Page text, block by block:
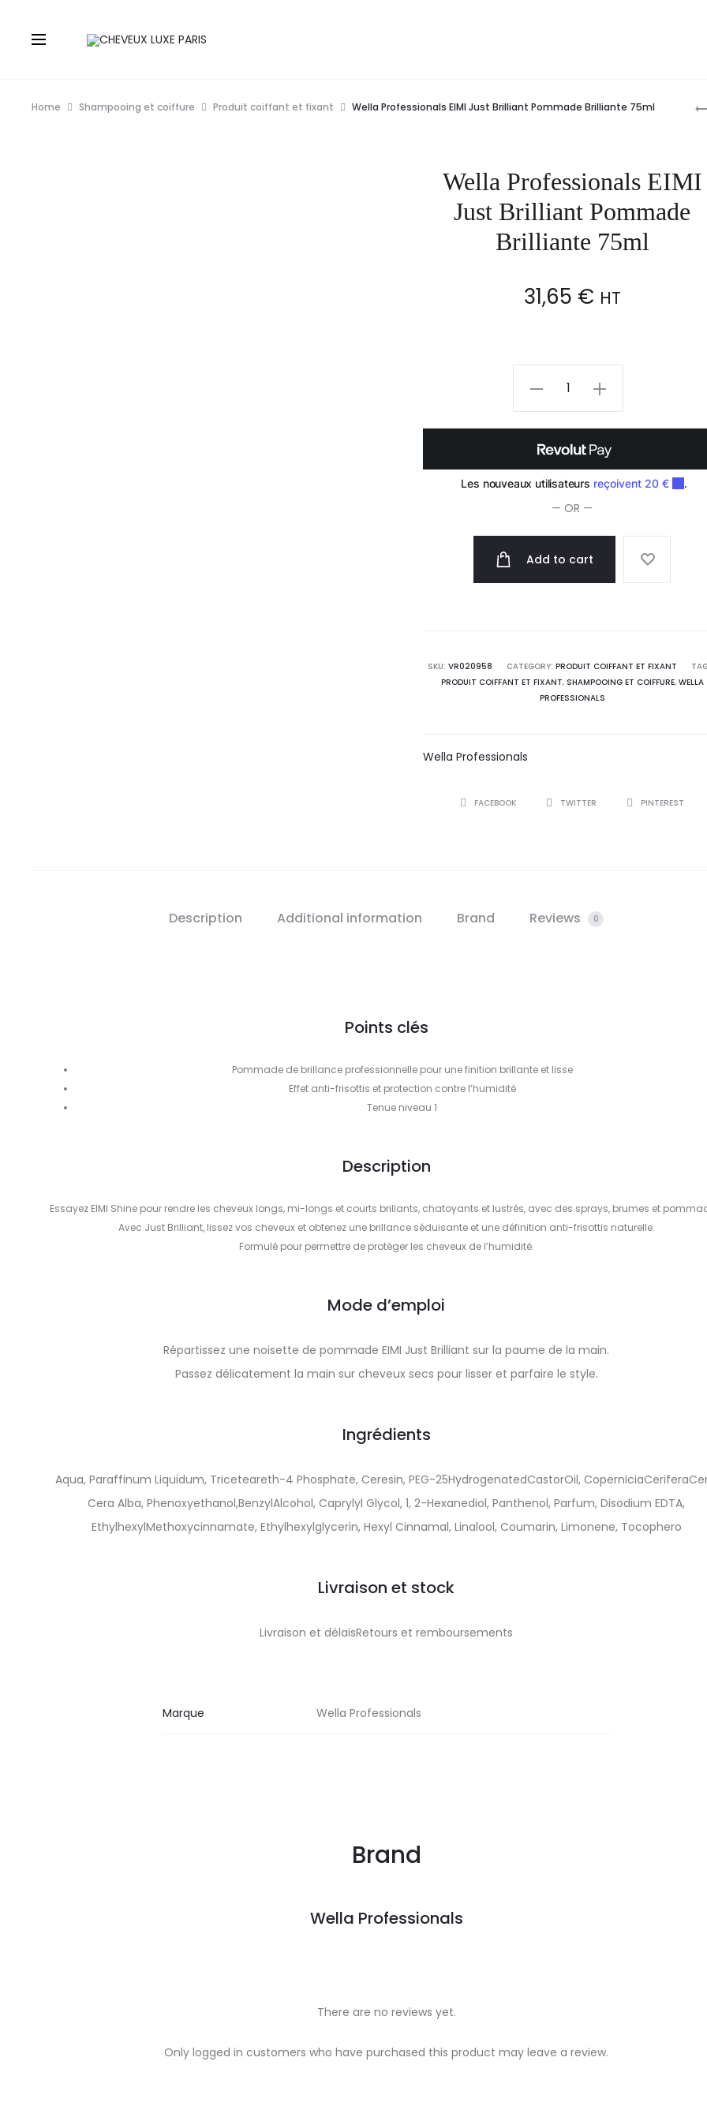
Home Shampooing et coiffure Produit coiffant et fixant Wella Professionals EIMI Just Brilliant Pommade Brilliante 75ml
Wella Professionals EIMI
Just Brilliant Pommade
Brilliante 75ml
31,65 € HT
EIMI
Just
Brilliant
Pommade
Brilliante
75ml
quantity
— OR —
Add to cart
SKU:VR020958 CATEGORY:PRODUIT COIFFANT ET FIXANT
PRODUIT COIFFANT ET FIXANT, SHAMPOOING ET COIFFURE, WELLA
PROFESSIONALS
Wella Professionals
SHAREFACEBOOK TWITTER PINTEREST
Description Additional information Brand Reviews 0
Points clés
Pommade de brillance professionnelle pour une finition brillante et lisse
Effet anti-frisottis et protection contre l’humidité
Tenue niveau 1
Description
Essayez EIMI Shine pour rendre les cheveux longs, mi-longs et courts brillants, chatoyants et lustrés, avec des sprays, brumes et
Avec Just Brilliant, lissez vos cheveux et obtenez une brillance séduisante et une définition anti-frisottis naturelle.
Formulé pour permettre de protéger les cheveux de l’humidité.
Mode d’emploi
Répartissez une noisette de pommade EIMI Just Brilliant sur la paume de la main.
Passez délicatement la main sur cheveux secs pour lisser et parfaire le style.
Ingrédients
Aqua, Paraffinum Liquidum, Triceteareth-4 Phosphate, Ceresin, PEG-25HydrogenatedCastorOil,
Cera Alba, Phenoxyethanol,BenzylAlcohol, Caprylyl Glycol, 1, 2-Hexanediol, Panthenol, Parfum, Disodium EDTA,
EthylhexylMethoxycinnamate, Ethylhexylglycerin, Hexyl Cinnamal, Linalool, Coumarin, Limonene, Tocophero
Livraison et stock
Livraison et délaisRetours et remboursements
Marque Wella Professionals
Brand
Wella Professionals
R
There are no reviews yet.
Only logged in customers who have purchased this product may leave a review.